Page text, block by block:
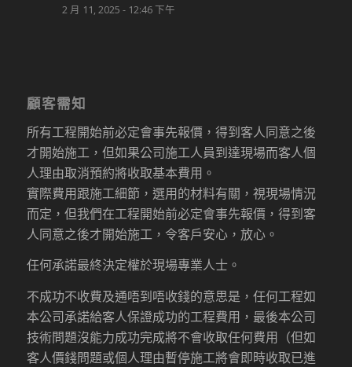
2 月 11, 2025 - 12:46 下午
顧客需知
所有工程開始前必定會事先報價，得到客人同意之後
才開始施工，但如果公司施工人員到達現場而客人個
人理由取消預約將收取基本費用。
實際費用跟施工細節，選用的材料有關，視現場情況
而定，但我們在工程開始前必定會事先報價，得到客
人同意之後才開始施工，令客戶安心，放心。
任何承諾最終決定權於現場專業人士。
不成功不收費及通唔到唔收錢的意思是，任何工程如
本公司承諾給客人保證成功的工程費用，最後本公司
技術問題沒能力成功完成將不會收取任何費用（但如
客人價錢問題或個人理由暫停施工將會即時收取已進